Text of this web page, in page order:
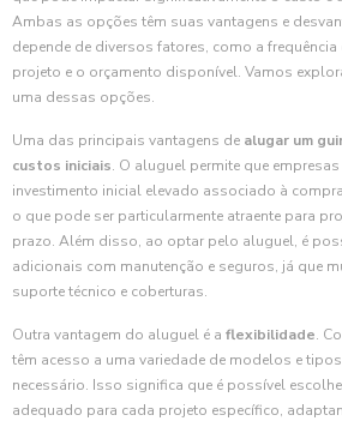
Ambas as opções têm suas vantagens e
depende de diversos fatores, como a
projeto e o orçamento disponível. Vamos
uma dessas opções.
Uma das principais vantagens de alugar um
custos iniciais. O aluguel permite que
investimento inicial elevado associado à
o que pode ser particularmente atraente para
prazo. Além disso, ao optar pelo aluguel, é
adicionais com manutenção e seguros, já que
suporte técnico e coberturas.
Outra vantagem do aluguel é a flexibilidade.
têm acesso a uma variedade de modelos e
necessário. Isso significa que é possível
adequado para cada projeto específico,